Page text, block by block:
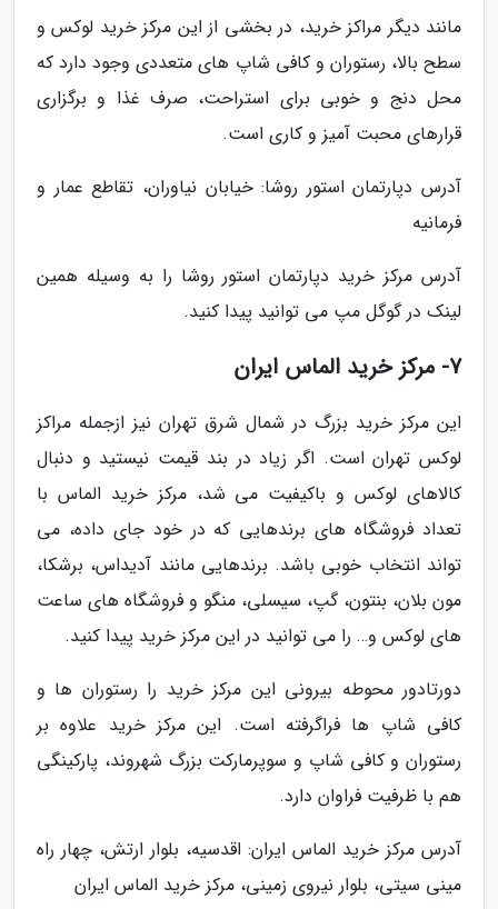
مانند دیگر مراکز خرید، در بخشی از این مرکز خرید لوکس و
سطح بالا، رستوران و کافی شاپ های متعددی وجود دارد که
محل دنج و خوبی برای استراحت، صرف غذا و برگزاری
قرارهای محبت آمیز و کاری است.
آدرس دپارتمان استور روشا: خیابان نیاوران، تقاطع عمار و
فرمانیه
آدرس مرکز خرید دپارتمان استور روشا را به وسیله همین
لینک در گوگل مپ می توانید پیدا کنید.
7- مرکز خرید الماس ایران
این مرکز خرید بزرگ در شمال شرق تهران نیز ازجمله مراکز
لوکس تهران است. اگر زیاد در بند قیمت نیستید و دنبال
کالاهای لوکس و باکیفیت می شد، مرکز خرید الماس با
تعداد فروشگاه های برندهایی که در خود جای داده، می
تواند انتخاب خوبی باشد. برندهایی مانند آدیداس، برشکا،
مون بلان، بنتون، گپ، سیسلی، منگو و فروشگاه های ساعت
های لوکس و… را می توانید در این مرکز خرید پیدا کنید.
دورتادور محوطه بیرونی این مرکز خرید را رستوران ها و
کافی شاپ ها فراگرفته است. این مرکز خرید علاوه بر
رستوران و کافی شاپ و سوپرمارکت بزرگ شهروند، پارکینگی
هم با ظرفیت فراوان دارد.
آدرس مرکز خرید الماس ایران: اقدسیه، بلوار ارتش، چهار راه
مینی سیتی، بلوار نیروی زمینی، مرکز خرید الماس ایران